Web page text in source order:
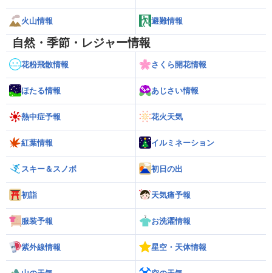
火山情報 避難情報
自然・季節・レジャー情報
花粉飛散情報 さくら開花情報
ほたる情報 あじさい情報
熱中症予報 花火天気
紅葉情報 イルミネーション
スキー＆スノボ 初日の出
初詣 天気痛予報
服装予報 お洗濯情報
紫外線情報 星空・天体情報